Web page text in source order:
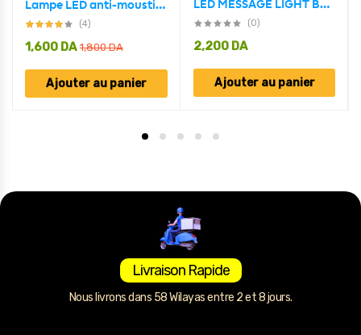
Lampe LED anti-moustiques USB silencieux
(4)
1,800DA
1,600 DA
Ajouter au panier
LED MESSAGE LIGHT BOX -Noir et Blanc
(0)
2,200 DA
Ajouter au panier
Livraison Rapide
Nous livrons dans 58 Wilayas entre 2 et 8 jours.